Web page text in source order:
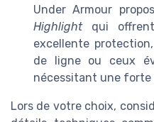
Under Armour
Highlightqui
excellente
de ligne ou ceux
nécessitant une forte
Lors de votre choix,